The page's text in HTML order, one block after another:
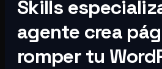
Skills
agente crea
romper tu